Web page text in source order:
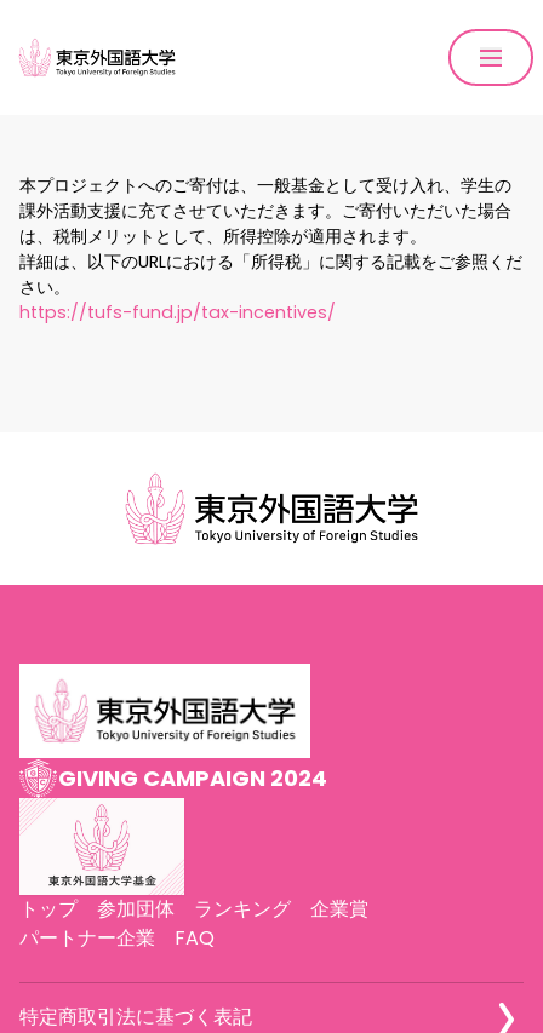
本プロジェクトへのご寄付は、一般基金として受け入れ、学生の
課外活動支援に充てさせていただきます。ご寄付いただいた場合
は、税制メリットとして、所得控除が適用されます。
詳細は、以下のURLにおける「所得税」に関する記載をご参照くだ
さい。
https://tufs-fund.jp/tax-incentives/
GIVING CAMPAIGN 2024
トップ 参加団体 ランキング
企業賞
パートナー企業
FAQ
特定商取引法に基づく表記